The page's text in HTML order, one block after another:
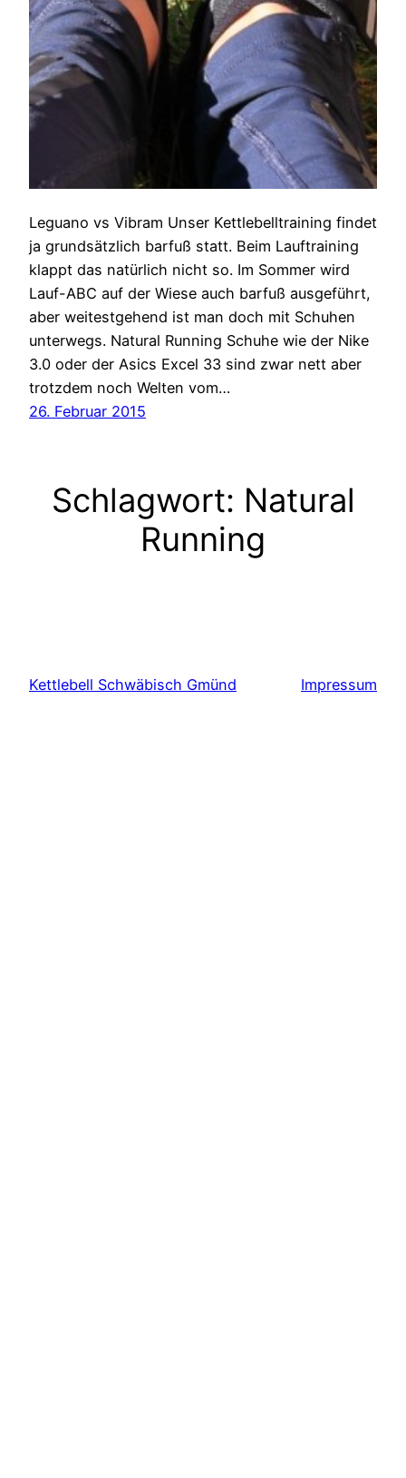
Leguano vs Vibram Unser Kettlebelltraining findet
ja grundsätzlich barfuß statt. Beim Lauftraining
klappt das natürlich nicht so. Im Sommer wird
Lauf-ABC auf der Wiese auch barfuß ausgeführt,
aber weitestgehend ist man doch mit Schuhen
unterwegs. Natural Running Schuhe wie der Nike
3.0 oder der Asics Excel 33 sind zwar nett aber
trotzdem noch Welten vom…
26. Februar 2015
Schlagwort: Natural
Running
Kettlebell Schwäbisch Gmünd Impressum